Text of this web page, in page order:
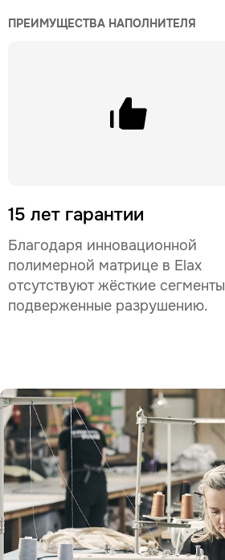
ПРЕИМУЩЕСТВА НАПОЛНИТЕЛЯ
15 лет гарантии
Благодаря инновационной
полимерной матрице в Elax
отсутствуют жёсткие сегменты
подверженные разрушению.